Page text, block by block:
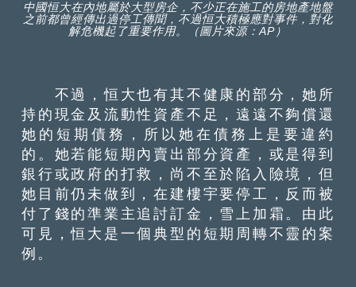
中國恒大在內地屬於大型房企，不少正在施工的房地產地盤
之前都曾經傳出過停工傳聞，不過恒大積極應對事件，對化
解危機起了重要作用。（圖片來源：AP）
不過，恒大也有其不健康的部分，她所
持的現金及流動性資產不足，遠遠不夠償還
她的短期債務，所以她在債務上是要違約
的。她若能短期內賣出部分資產，或是得到
銀行或政府的打救，尚不至於陷入險境，但
她目前仍未做到，在建樓宇要停工，反而被
付了錢的準業主追討訂金，雪上加霜。由此
可見，恒大是一個典型的短期周轉不靈的案
例。